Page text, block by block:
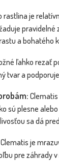
rastlina je
pravidelné
a bohatého
ľahko rezať
tvar a
sú plesne
sa dá
Clematis je
pre záhrady